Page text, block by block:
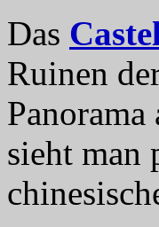
Das
Ruinen
sieht man